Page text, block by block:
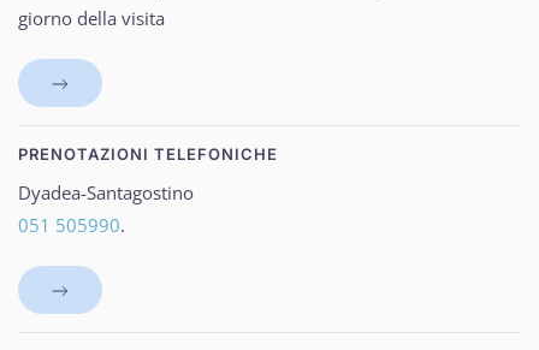
giorno della visita
PRENOTAZIONI TELEFONICHE
Dyadea-Santagostino
051 505990.